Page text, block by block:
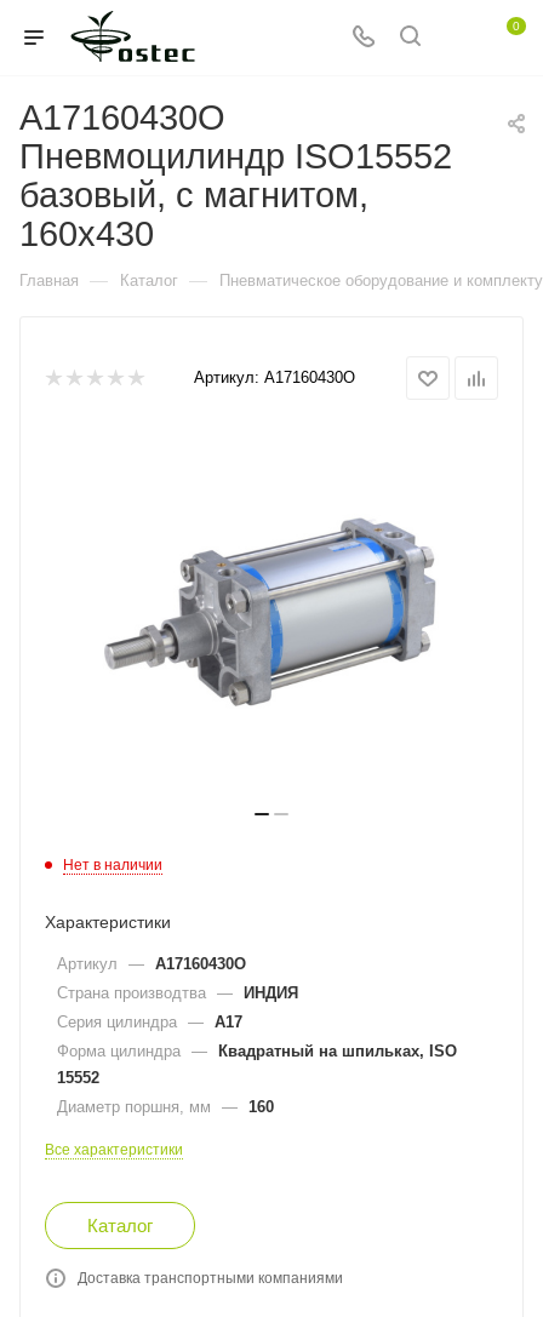
0
A17160430O
Пневмоцилиндр ISO15552
базовый, с магнитом,
160x430
Главная — Каталог — Пневматическое оборудование и
Артикул: A17160430O
Нет в наличии
Характеристики
Артикул — A17160430O
Страна производтва — ИНДИЯ
Серия цилиндра — A17
Форма цилиндра — Квадратный на шпильках, ISO
15552
Диаметр поршня, мм
— 160
Все характеристики
Каталог
Доставка транспортными компаниями